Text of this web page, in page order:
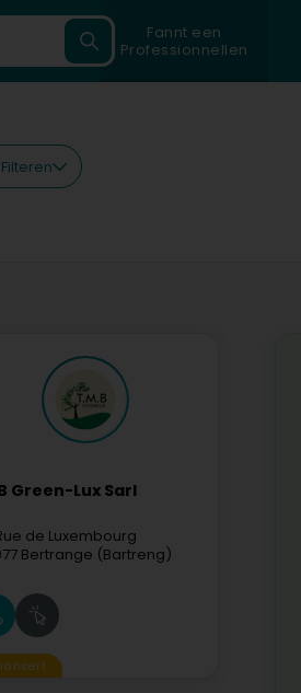
Fannt een
Professionnellen
Green-Lux Sarl
de Luxembourg
Bertrange (Bartreng)